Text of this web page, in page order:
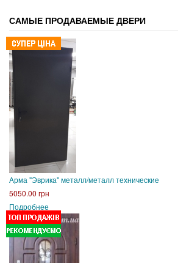
САМЫЕ ПРОДАВАЕМЫЕ ДВЕРИ
Арма "Эврика" металл/металл технические
5050.00 грн
Подробнее